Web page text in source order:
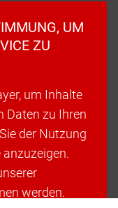
UM
ZU
um Inhalte
Daten zu Ihren
der Nutzung
anzuzeigen.
werden.